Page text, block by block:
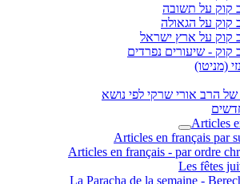
קוק על תשובה
קוק על הגאולה
קוק על ארץ ישראל
קוק - שיעורים נפרדים
(מניטו)
הרב אורי שרקי לפי נושא
Articles
Articles en français par
Les fêtes
La Paracha de la semaine -